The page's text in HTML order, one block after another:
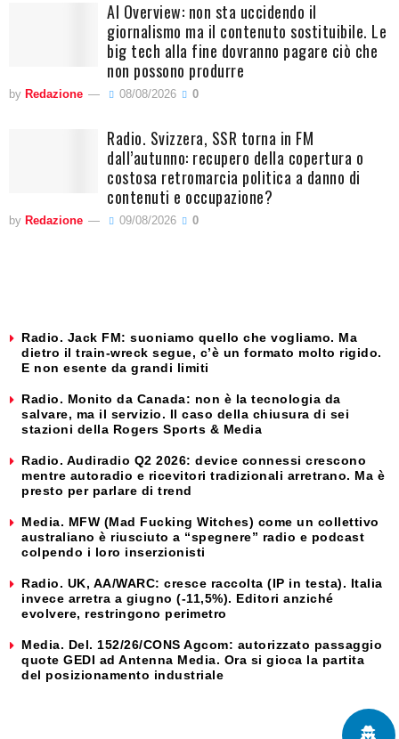
AI Overview: non sta uccidendo il
giornalismo ma il contenuto sostituibile. Le
big tech alla fine dovranno pagare ciò che
non possono produrre
by Redazione 08/08/2026 0
Radio. Svizzera, SSR torna in FM
dall’autunno: recupero della copertura o
costosa retromarcia politica a danno di
contenuti e occupazione?
by Redazione 09/08/2026 0
Radio. Jack FM: suoniamo quello che vogliamo. Ma
dietro il train-wreck segue, c’è un formato molto rigido.
E non esente da grandi limiti
Radio. Monito da Canada: non è la tecnologia da
salvare, ma il servizio. Il caso della chiusura di sei
stazioni della Rogers Sports & Media
Radio. Audiradio Q2 2026: device connessi crescono
mentre autoradio e ricevitori tradizionali arretrano. Ma è
presto per parlare di trend
Media. MFW (Mad Fucking Witches) come un collettivo
australiano è riusciuto a “spegnere” radio e podcast
colpendo i loro inserzionisti
Radio. UK, AA/WARC: cresce raccolta (IP in testa). Italia
invece arretra a giugno (-11,5%). Editori anziché
evolvere, restringono perimetro
Media. Del. 152/26/CONS Agcom: autorizzato passaggio
quote GEDI ad Antenna Media. Ora si gioca la partita
del posizionamento industriale